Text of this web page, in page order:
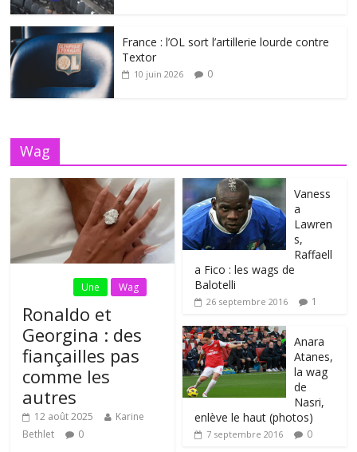
France : l’OL sort l’artillerie lourde contre
Textor
10 juin 2026 0
Wag
Une Wag
Ronaldo et
Georgina : des
fiançailles pas
comme les
autres
12 août 2025
Karine
Bethlet
0
Vaness
a
Lawren
s,
Raffaell
a Fico : les wags de
Balotelli
26 septembre 2016 1
Anara
Atanes,
la wag
de
Nasri,
enlève le haut (photos)
7 septembre 2016 0